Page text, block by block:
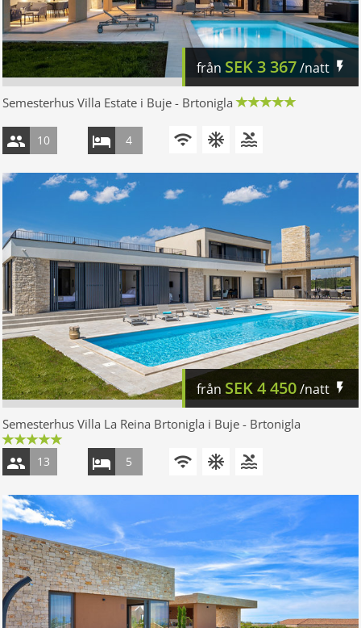
från SEK3 367/natt
Semesterhus Villa Estate i Buje - Brtonigla
10 4
från SEK4 450/natt
Semesterhus Villa La Reina Brtonigla i Buje - Brtonigla
13 5